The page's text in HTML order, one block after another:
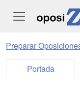
Preparar
Portada